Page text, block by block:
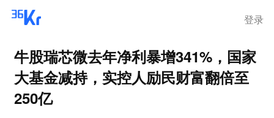
登录
牛股瑞芯微去年净利暴增341%，国家
大基金减持，实控人励民财富翻倍至
250亿